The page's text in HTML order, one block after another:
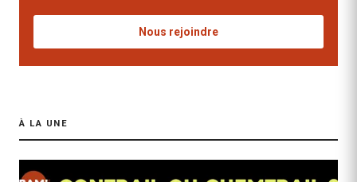
Nous rejoindre
À LA UNE